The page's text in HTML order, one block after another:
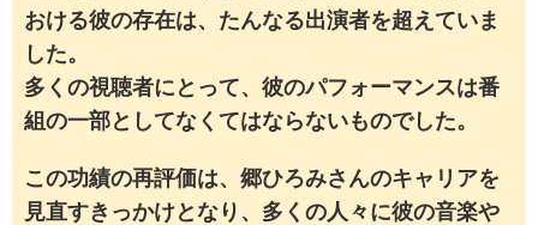
おける彼の存在は、たんなる出演者を超えていま
した。
多くの視聴者にとって、彼のパフォーマンスは番
組の一部としてなくてはならないものでした。
この功績の再評価は、郷ひろみさんのキャリアを
見直すきっかけとなり、多くの人々に彼の音楽や